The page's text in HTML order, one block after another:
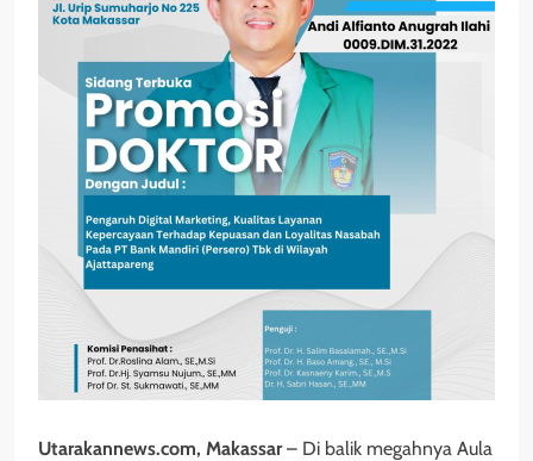
Utarakannews.com, Makassar– Di balik megahnya Aula